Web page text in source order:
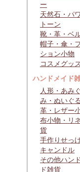
ー
天然石・パ
トーン
靴・革・ベ
帽子・傘・
ション小物
コスメグッ
ハンドメイド
人形・あみ
み・ぬいぐ
革・レザー
布小物・リ
貨
手作りせっ
キャンドル
その他ハン
ド雑貨